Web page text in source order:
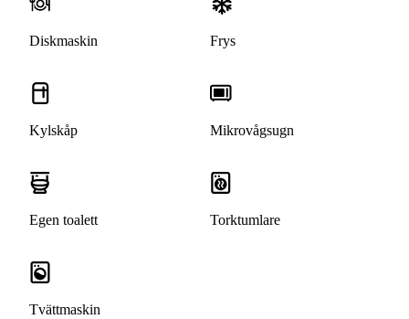
Diskmaskin Frys
Kylskåp Mikrovågsugn
Egen toalett Torktumlare
Tvättmaskin